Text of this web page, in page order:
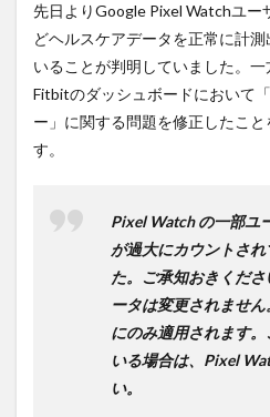
先日よりGoogle Pixel Watchユー
どヘルスケアデータを正常に計
いることが判明していました。
Fitbitのダッシュボードにおいて
ー」に関する問題を修正したこ
す。
Pixel Watch の一部ユ
が過大にカウントさ
た。ご承知おきくだ
ータは変更されませ
にのみ適用されます
いる場合は、Pixel
い。